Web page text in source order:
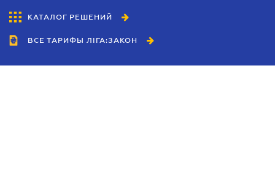
КАТАЛОГ РЕШЕНИЙ
ВСЕ ТАРИФЫ ЛІГА:ЗАКОН